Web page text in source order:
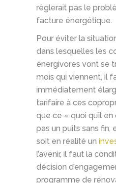
règlerait pas le
facture énergétique.
Pour éviter la
dans lesquelles les
énergivores vont se
mois qui viennent, il
immédiatement
tarifaire à ces
que ce « quoi qu’il
pas un puits sans
soit en réalité un
l’avenir, il faut la
décision
programme de